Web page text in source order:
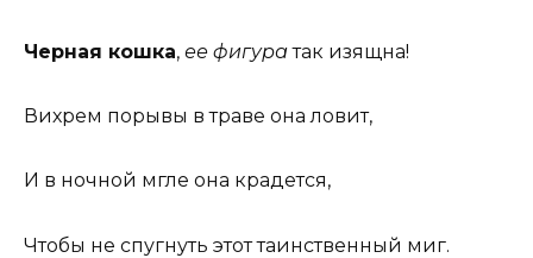
Черная кошка, ее фигуратак изящна!
Вихрем порывы в траве она ловит,
И в ночной мгле она крадется,
Чтобы не спугнуть этот таинственный миг.